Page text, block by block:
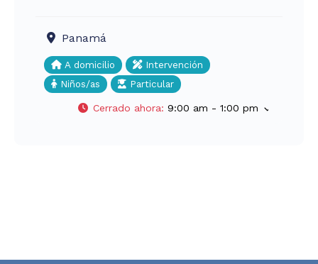
Panamá
A domicilio
Intervención
Niños/as
Particular
Cerrado ahora: 9:00 am - 1:00 pm